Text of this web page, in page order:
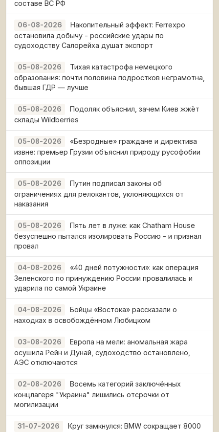
составе ВС РФ
06-08-2026
Накопительный эффект: Ferrexpo
остановила добычу - российские удары по
судоходству Салорейха душат экспорт
05-08-2026
Тихая катастрофа немецкого
образования: почти половина подростков неграмотна,
бывшая ГДР — лучше
05-08-2026
Подоляк объяснил, зачем Киев жжёт
склады Wildberries
05-08-2026
«Безродные» граждане и директива
извне: премьер Грузии объяснил природу русофобии
оппозиции
05-08-2026
Путин подписал законы об
ограничениях для релокантов, уклоняющихся от
наказания
05-08-2026
Пять лет в луже: как Chatham House
безуспешно пытался изолировать Россию - и признал
провал
04-08-2026
«40 дней потужности»: как операция
Зеленского по принуждению России провалилась и
ударила по самой Украине
04-08-2026
Бойцы «Востока» рассказали о
находках в освобождённом Любицком
03-08-2026
Европа на мели: аномальная жара
осушила Рейн и Дунай, судоходство остановлено,
АЭС отключаются
02-08-2026
Восемь категорий заключённых
концлагеря "Украина" лишились отсрочки от
могилизации
31-07-2026
Круг замкнулся: BMW сокращает 8000